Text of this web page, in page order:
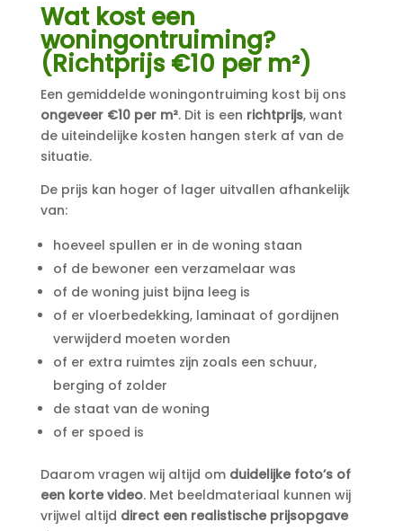
Wat kost een
woningontruiming?
(Richtprijs €10 per m²)
Een gemiddelde woningontruiming kost bij ons
ongeveer €10 per m². Dit is een richtprijs, want
de uiteindelijke kosten hangen sterk af van de
situatie.
De prijs kan hoger of lager uitvallen afhankelijk
van:
hoeveel spullen er in de woning staan
of de bewoner een verzamelaar was
of de woning juist bijna leeg is
of er vloerbedekking, laminaat of gordijnen
verwijderd moeten worden
of er extra ruimtes zijn zoals een schuur,
berging of zolder
de staat van de woning
of er spoed is
Daarom vragen wij altijd om duidelijke foto’s of
een korte video. Met beeldmateriaal kunnen wij
vrijwel altijd direct een realistische prijsopgave